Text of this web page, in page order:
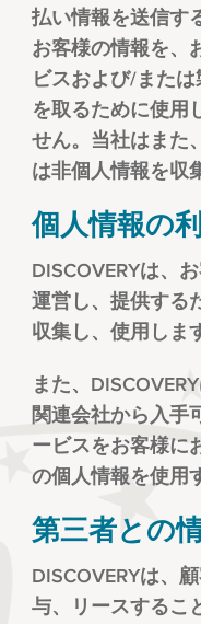
払い情報を送信す
お客様の情報を、
ビスおよび/また
を取るために使用
せん。当社はまた
は非個人情報を収
個人情報の
DISCOVERYは、
運営し、提供する
収集し、使用しま
また、
関連会社から入手
ービスをお客様に
の個人情報を使用
第三者との
DISCOVERYは、
与、リースするこ